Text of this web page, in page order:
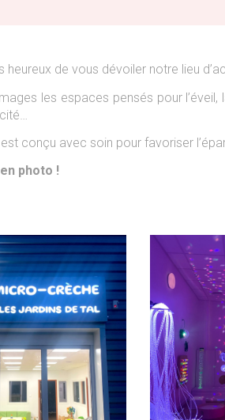
heureux de vous dévoiler notre lieu
les espaces pensés pour
conçu avec soin pour favoriser
photo !